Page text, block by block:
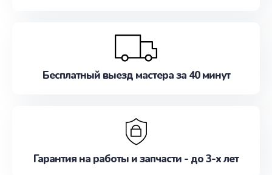
Бесплатный выезд мастера за 40 минут
Гарантия на работы и запчасти - до 3-х лет